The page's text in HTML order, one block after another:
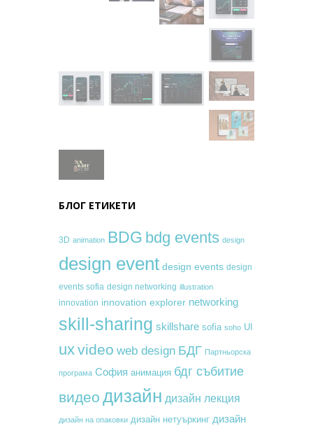
БЛОГ ЕТИКЕТИ
3D animation BDG bdg events design
design event design events design
events sofia design networking illustration
innovation innovation explorer networking
skill-sharing skillshare sofia soho UI
uxvideo web design БДГ Партньорска
програма София анимация бдг събитие
видео дизайн дизайн лекция
дизайн на опаковки дизайн нетуъркинг дизайн